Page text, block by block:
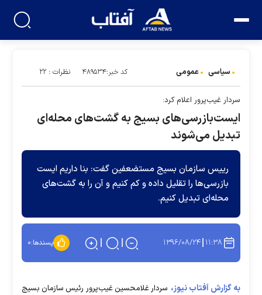
سیاسی عمومی کد خبر:۴۸۹۵۳۴ نظرات : ۲۲
سردار غیب‌پرور اعلام کرد:
ایست‌‌بازرسی‌های بسیج به گشت‌های محله‌ای
تبدیل می‌شوند
رییس سازمان بسیج مستضعفین گفت: بنا داریم ایست
بازرسی‌ها را تقلیل داده و کم کنیم و آن را به گشت‌های
محله‌ای تبدیل کنیم.
۱۱:۳۸ ۱۳۹۶/۰۸/۲۴ پسندها:۰
به گزارش آفتاب نیوز، سردار غلامحسین غیب‌پرور رئیس سازمان بسیج